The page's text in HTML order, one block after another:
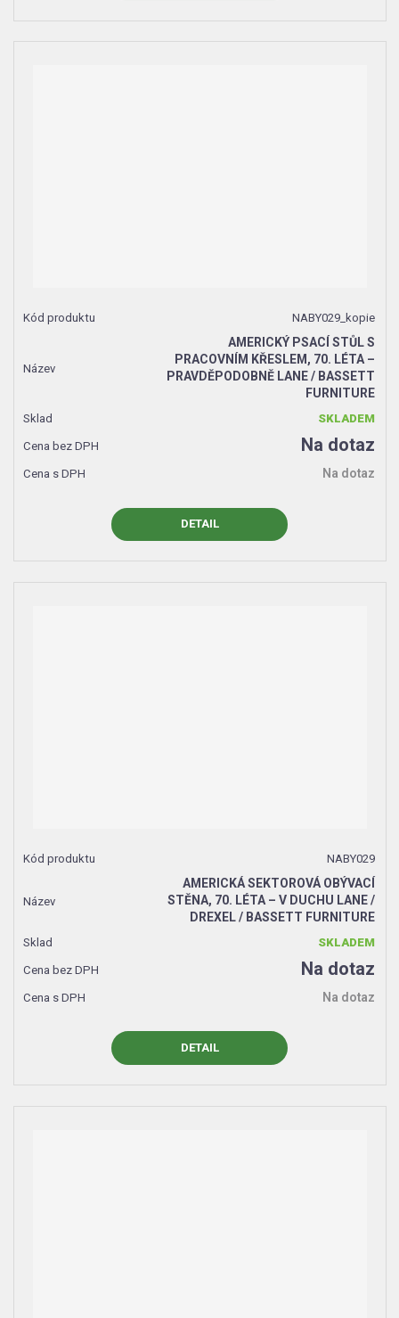
NABY029_kopie
AMERICKÝ PSACÍ STŮL S
PRACOVNÍM KŘESLEM, 70. LÉTA –
PRAVDĚPODOBNĚ LANE / BASSETT
FURNITURE
SKLADEM
Na dotaz
Na dotaz
DETAIL
NABY029
AMERICKÁ SEKTOROVÁ OBÝVACÍ
STĚNA, 70. LÉTA – V DUCHU LANE /
DREXEL / BASSETT FURNITURE
SKLADEM
Na dotaz
Na dotaz
DETAIL